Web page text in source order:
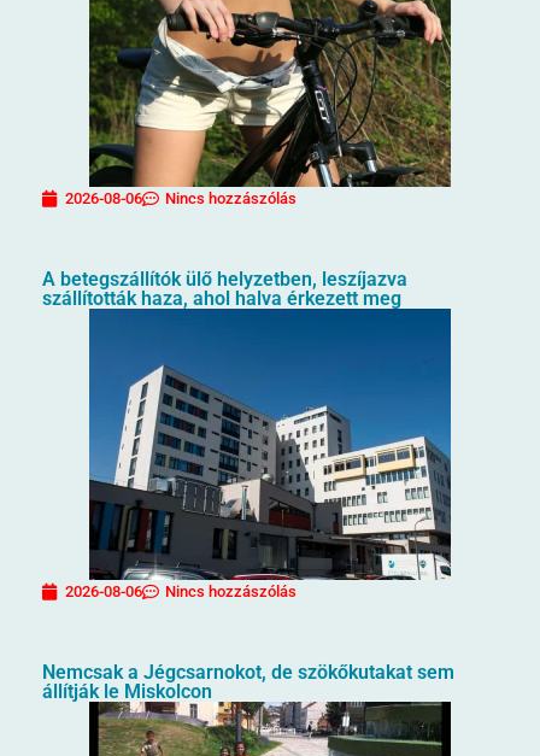
2026-08-06 Nincs hozzászólás
A betegszállítók ülő helyzetben, leszíjazva
szállították haza, ahol halva érkezett meg
2026-08-06 Nincs hozzászólás
Nemcsak a Jégcsarnokot, de szökőkutakat sem
állítják le Miskolcon